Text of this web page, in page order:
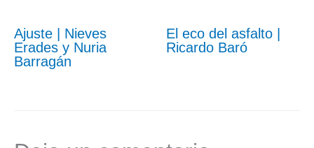
Ajuste | Nieves
Erades y Nuria
Barragán
El eco del asfalto |
Ricardo Baró